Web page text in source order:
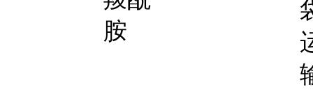
胺